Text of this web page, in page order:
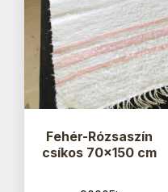
Fehér-Rózsaszín
csíkos 70×150 cm